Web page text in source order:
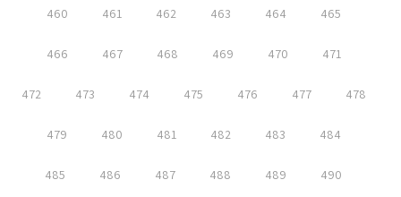
460 461 462 463 464 465
466 467 468 469 470 471
472 473 474 475 476 477 478
479 480 481 482 483 484
485 486 487 488 489 490